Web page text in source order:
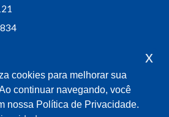
mandato
cookies para melhorar sua
continuar navegando, você
nossa Política de Privacidade.
x